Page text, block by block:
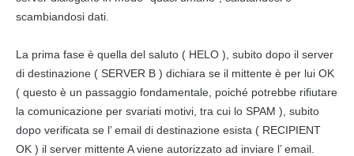
scambiandosi dati.
La prima fase è quella del saluto ( HELO ), subito dopo il server
di destinazione ( SERVER B ) dichiara se il mittente è per lui OK
( questo è un passaggio fondamentale, poiché potrebbe rifiutare
la comunicazione per svariati motivi, tra cui lo SPAM ), subito
dopo verificata se l’ email di destinazione esista ( RECIPIENT
OK ) il server mittente A viene autorizzato ad inviare l’ email.